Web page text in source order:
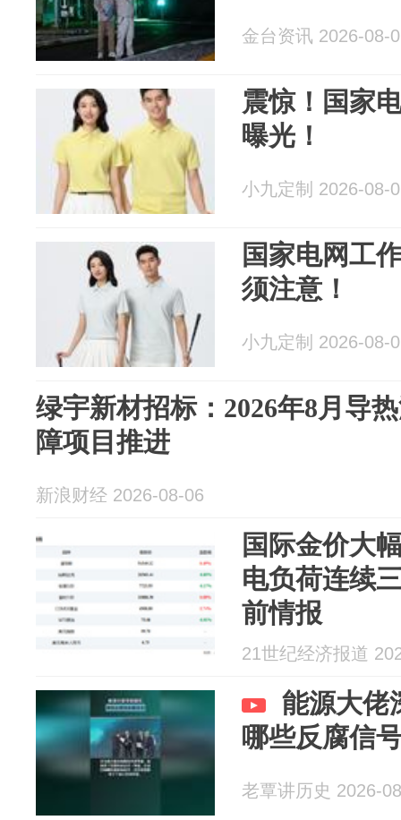
金台资讯 2026-08-
震惊！国家
曝光！
小九定制 2026-08-
国家电网工
须注意！
小九定制 2026-08-
绿宇新材招标：2026年8月导
障项目推进
新浪财经 2026-08-06
国际金价大
电负荷连续
前情报
21世纪经济报道
能源大佬
哪些反腐信
老覃讲历史 2026-